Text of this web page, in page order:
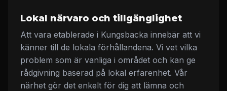
Lokal närvaro och tillgänglighet
Att vara etablerade i Kungsbacka innebär att vi
känner till de lokala förhållandena. Vi vet vilka
problem som är vanliga i området och kan ge
rådgivning baserad på lokal erfarenhet. Vår
närhet gör det enkelt för dig att lämna och